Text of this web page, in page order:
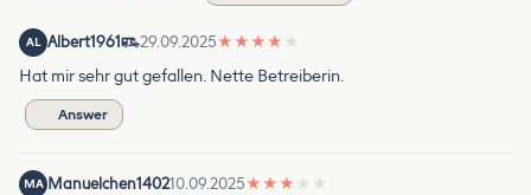
AL Albert1961 29.09.2025★ ★ ★ ★ ★
Hat mir sehr gut gefallen. Nette Betreiberin.
Answer
MA Manuelchen140210.09.2025★ ★ ★ ★ ★